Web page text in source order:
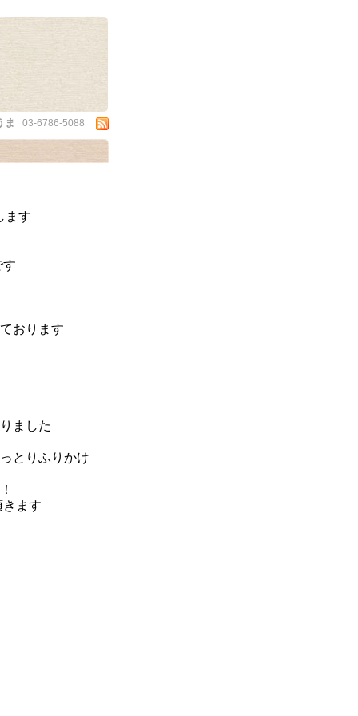
ま 03-6786-5088
ます
す
おります
ました
とりふりかけ
ます